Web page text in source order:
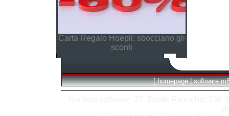
Carta Regalo Hoepli: sbocciano gli
sconti
[ homepage | software